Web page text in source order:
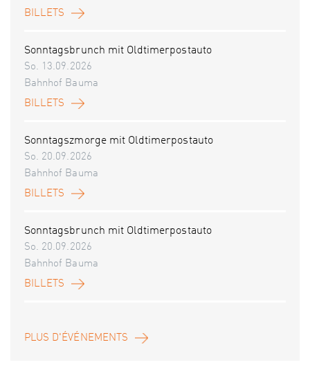
BILLETS
Sonntagsbrunch mit Oldtimerpostauto
So. 13.09.2026
Bahnhof Bauma
BILLETS
Sonntagszmorge mit Oldtimerpostauto
So. 20.09.2026
Bahnhof Bauma
BILLETS
Sonntagsbrunch mit Oldtimerpostauto
So. 20.09.2026
Bahnhof Bauma
BILLETS
PLUS D'ÉVÉNEMENTS